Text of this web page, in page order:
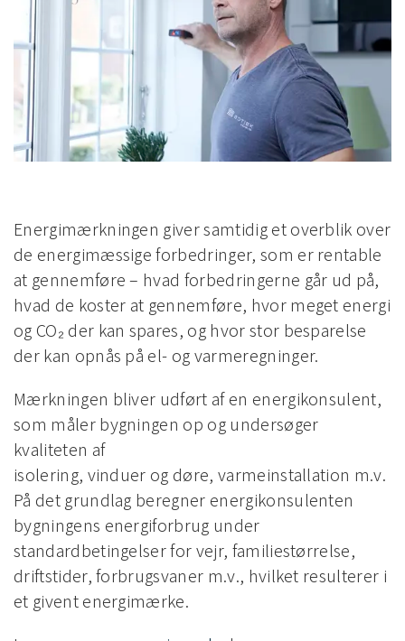
Energimærkningen giver samtidig et overblik over
de energimæssige forbedringer, som er rentable
at gennemføre – hvad forbedringerne går ud på,
hvad de koster at gennemføre, hvor meget energi
og CO₂ der kan spares, og hvor stor besparelse
der kan opnås på el- og varmeregninger.
Mærkningen bliver udført af en energikonsulent,
som måler bygningen op og undersøger
kvaliteten af
isolering, vinduer og døre, varmeinstallation m.v.
På det grundlag beregner energikonsulenten
bygningens energiforbrug under
standardbetingelser for vejr, familiestørrelse,
driftstider, forbrugsvaner m.v., hvilket resulterer i
et givent energimærke.